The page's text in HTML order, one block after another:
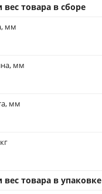
товара в сборе
мм
мм
мм
вес товара в упаковке